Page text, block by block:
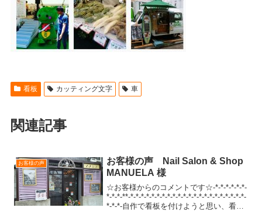
看板 カッティング文字 車
関連記事
お客様の声
お客様の声 Nail Salon & Shop
MANUELA 様
☆お客様からのコメントです☆-*-*-*-*-*-*-
*-*-*-**-*-*-*-*-*-*-*-*-*-*-*-*-*-*-*-*-*-*-*-*-*-*-
*-*-*-自作で看板を付けようと思い、看板